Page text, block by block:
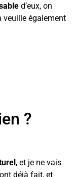
d’eux, on
veuille également
?
, et je ne vais
déjà fait, et